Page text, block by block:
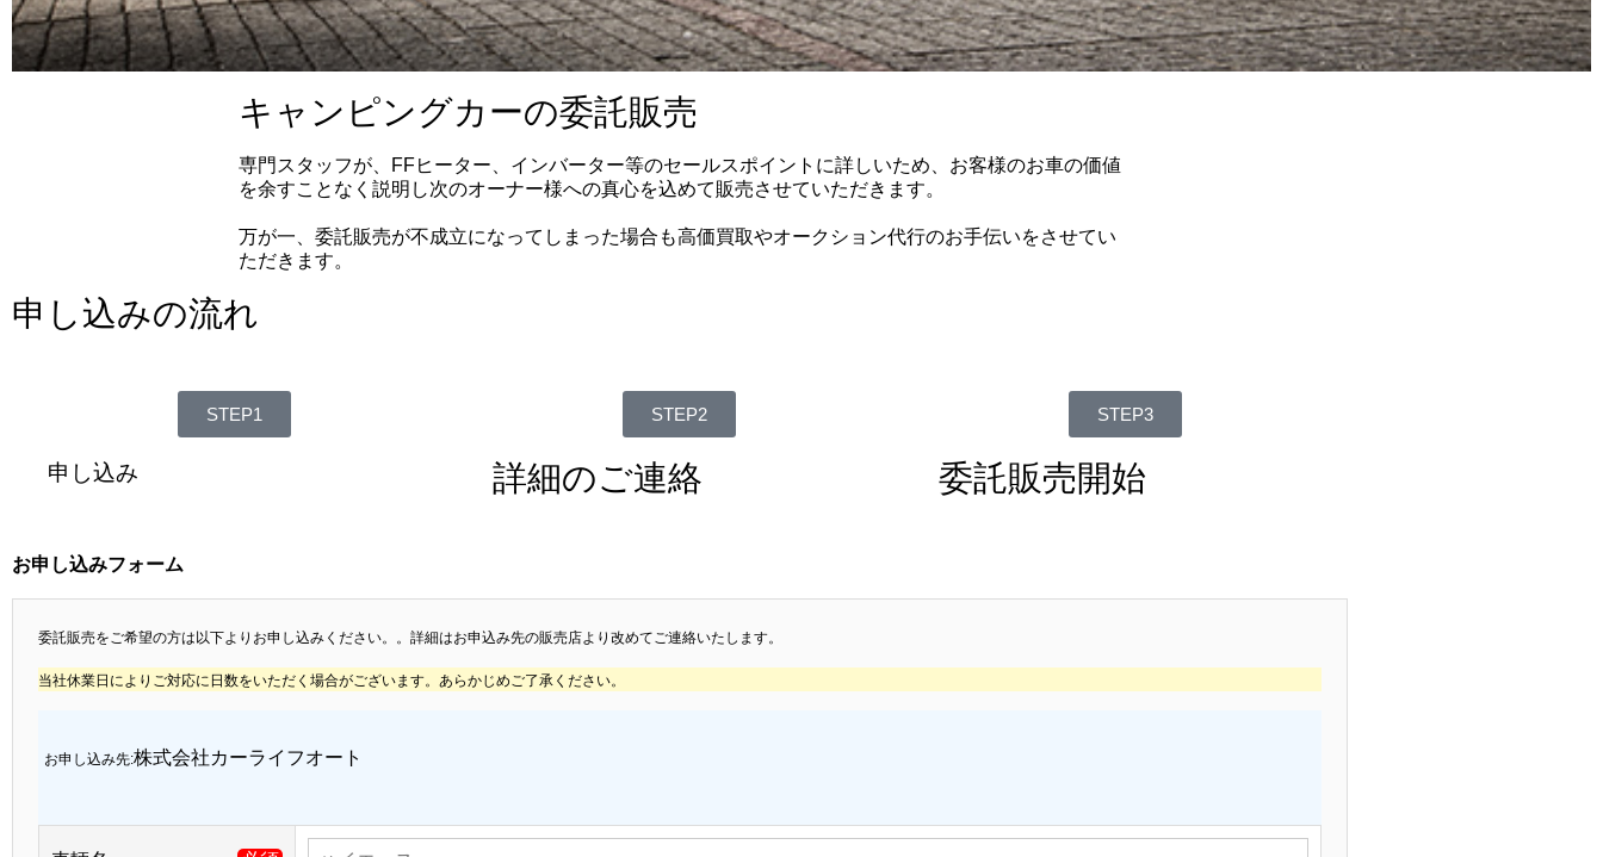
キャンピングカーの委託販売
専門スタッフが、FFヒーター、インバーター等のセールスポイントに詳しいため、お客様のお車の価値
を余すことなく説明し次のオーナー様への真心を込めて販売させていただきます。
万が一、委託販売が不成立になってしまった場合も高価買取やオークション代行のお手伝いをさせてい
ただきます。
申し込みの流れ
STEP1
申し込み
STEP2
詳細のご連絡
STEP3
委託販売開始
お申し込みフォーム
委託販売をご希望の方は以下よりお申し込みください。。詳細はお申込み先の販売店より改めてご連絡いたします。
当社休業日によりご対応に日数をいただく場合がございます。あらかじめご了承ください。
お申し込み先:株式会社カーライフオート